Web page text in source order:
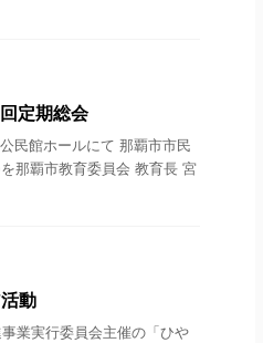
定期総会
民館ホールにて 那覇市市民
那覇市教育委員会 教育長 宮
動
業実行委員会主催の「ひや